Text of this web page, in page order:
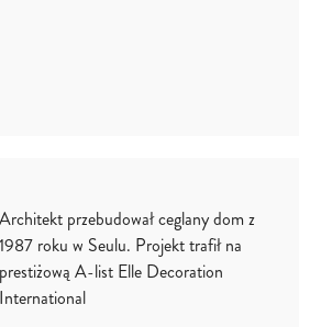
Architekt przebudował ceglany dom z
1987 roku w Seulu. Projekt trafił na
prestiżową A-list Elle Decoration
International